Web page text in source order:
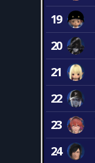
19
20
21
22
23
24